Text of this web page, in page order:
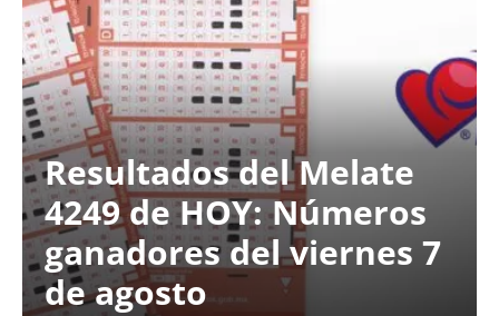
Resultados del Melate
4249 de HOY: Números
ganadores del viernes 7
de agosto